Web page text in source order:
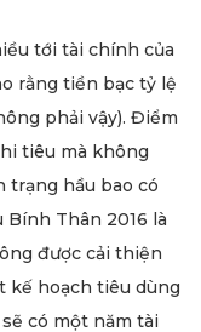
tới tài chính của
rằng tiền bạc tỷ lệ
phải vậy). Điểm
tiêu mà không
hầu bao có
Thân 2016 là
được cải thiện
kế hoạch tiêu dùng
có một năm tài